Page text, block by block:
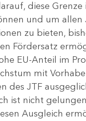
diese Grenze
und um allen
zu bieten,
Fördersatz
EU-Anteil im
mit
des JTF
ist nicht
Ausgleich